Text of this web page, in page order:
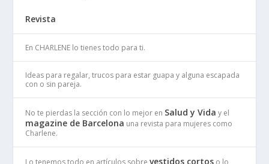
Revista
En CHARLENE lo tienes todo para ti.
Ideas para regalar, trucos para estar guapa y alguna escapada
con o sin pareja.
No te pierdas la sección con lo mejor en Salud y Vida y el
magazine de Barcelona una revista para mujeres como
Charlene.
Lo tenemos todo en artículos sobrevestidos cortos o lo